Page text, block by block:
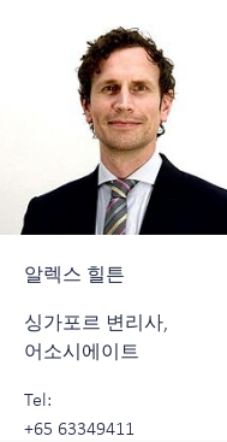
알렉스 힐튼
싱가포르 변리사,
어소시에이트
Tel:
+65 63349411